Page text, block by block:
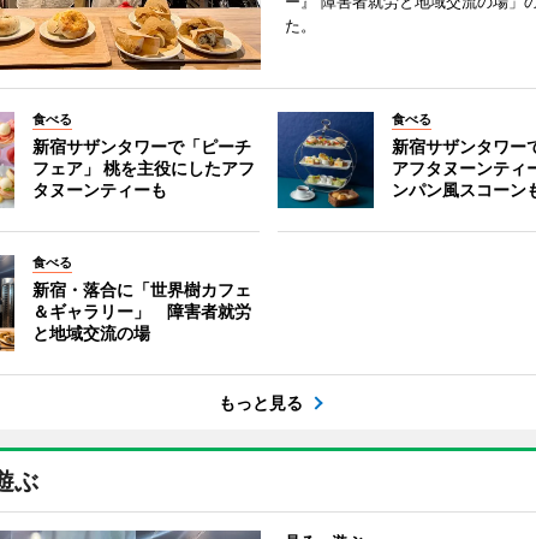
た。
食べる
新宿サザンタワーで「ピーチ
フェア」 桃を主役にしたアフ
タヌーンティーも
食べる
新宿サザンタワー
アフタヌーンテ
ンパン風スコーン
食べる
新宿・落合に「世界樹カフェ
＆ギャラリー」 障害者就労
と地域交流の場
もっと見る
ぶ